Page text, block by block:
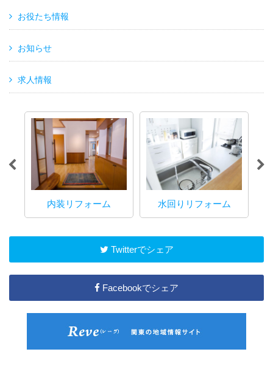
お役たち情報
お知らせ
求人情報
内装リフォーム 水回りリフォーム
Twitterでシェア
Facebookでシェア